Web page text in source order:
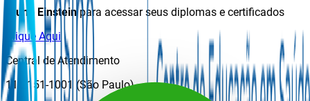
Aluno Einsteinpara acessar seus diplomas e certificados
Clique Aqui
Central de Atendimento
11 2151-1001 (São Paulo)